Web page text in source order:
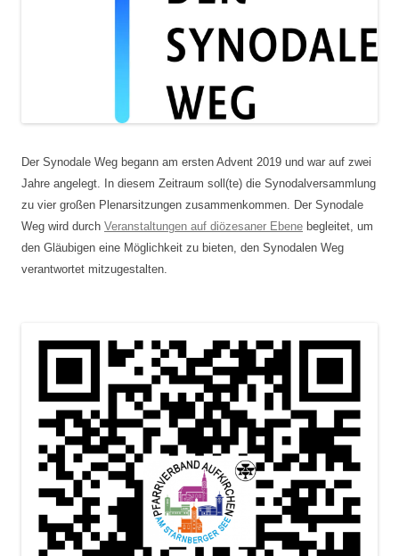
Der Synodale Weg begann am ersten Advent 2019 und war auf zwei
Jahre angelegt. In diesem Zeitraum soll(te) die Synodalversammlung
zu vier großen Plenarsitzungen zusammenkommen. Der Synodale
Weg wird durch Veranstaltungen auf diözesaner Ebene begleitet, um
den Gläubigen eine Möglichkeit zu bieten, den Synodalen Weg
verantwortet mitzugestalten.